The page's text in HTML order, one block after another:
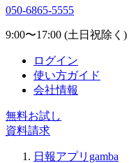
050-6865-5555
9:00〜17:00 (土日祝除く)
ログイン
使い方ガイド
会社情報
無料お試し
資料請求
日報アプリgamba